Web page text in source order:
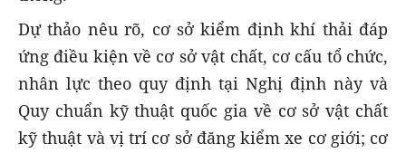
Dự thảo nêu rõ, cơ sở kiểm định khí thải đáp
ứng điều kiện về cơ sở vật chất, cơ cấu tổ chức,
nhân lực theo quy định tại Nghị định này và
Quy chuẩn kỹ thuật quốc gia về cơ sở vật chất
kỹ thuật và vị trí cơ sở đăng kiểm xe cơ giới; cơ